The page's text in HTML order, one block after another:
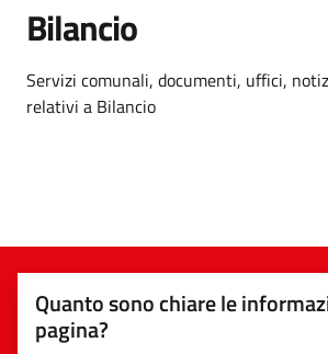
Bilancio
Dettagli
Servizi comunali, documenti, uffici,
relativi a Bilancio
Quanto sono chiare le
pagina?